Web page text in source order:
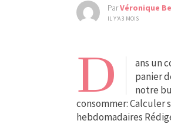
ParVéronique
IL Y'A 3 MOIS
D
ans un
panier
notre
consommer: Calculer
hebdomadaires